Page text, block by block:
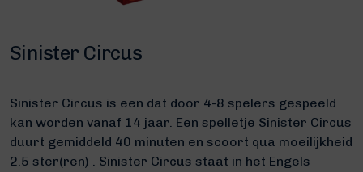
Sinister Circus
Sinister Circus is een dat door 4-8 spelers gespeeld
kan worden vanaf 14 jaar. Een spelletje Sinister Circus
duurt gemiddeld 40 minuten en scoort qua moeilijkheid
2.5 ster(ren) . Sinister Circus staat in het Engels